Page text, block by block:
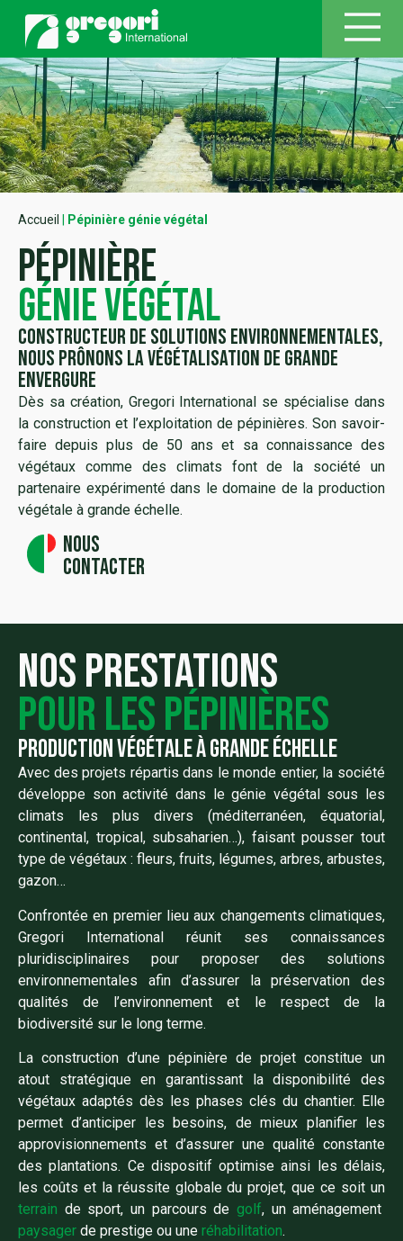
Accueil Pépinière génie végétal
Pépinière
génie végétal
Constructeur de solutions environnementales,
nous prônons la végétalisation de grande
envergure
Dès sa création, Gregori International se spécialise dans
la construction et l’exploitation de pépinières. Son savoir-
faire depuis plus de 50 ans et sa connaissance des
végétaux comme des climats font de la société un
partenaire expérimenté dans le domaine de la production
végétale à grande échelle.
Nous
contacter
Nos prestations
pour les pépinières
Production végétale à grande échelle
Avec des projets répartis dans le monde entier, la société
développe son activité dans le génie végétal sous les
climats les plus divers (méditerranéen, équatorial,
continental, tropical, subsaharien…), faisant pousser tout
type de végétaux : fleurs, fruits, légumes, arbres, arbustes,
gazon…
Confrontée en premier lieu aux changements climatiques,
Gregori International réunit ses connaissances
pluridisciplinaires pour proposer des solutions
environnementales afin d’assurer la préservation des
qualités de l’environnement et le respect de la
biodiversité sur le long terme.
La construction d’une pépinière de projet constitue un
atout stratégique en garantissant la disponibilité des
végétaux adaptés dès les phases clés du chantier. Elle
permet d’anticiper les besoins, de mieux planifier les
approvisionnements et d’assurer une qualité constante
des plantations. Ce dispositif optimise ainsi les délais,
les coûts et la réussite globale du projet, que ce soit un
terrain de sport, un parcours de golf, un aménagement
paysager de prestige ou une réhabilitation.